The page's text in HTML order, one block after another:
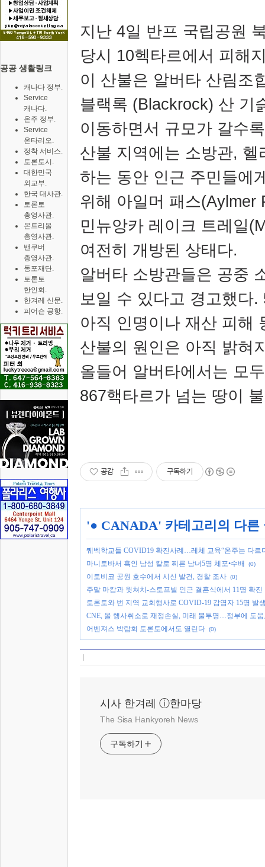
공공 생활링크
캐나다 정부.
Service
캐나다.
온주 정부.
Service
온타리오.
정착 서비스.
토론토시.
대한민국
외교부.
한국 대사관.
토론토
총영사관.
몬트리올
총영사관.
밴쿠버
총영사관.
동포재단.
토론토
한인회.
한겨레 신문.
피어슨 공항.
지난 4일 반프 국립공원
당시 10헥타르에서 피해
이 산불은 알버타 산림조
블랙록 (Blackrock) 산 기
이동하면서 규모가 갈수
산불 지역에는 소방관, 헬
하는 동안 인근 주민들에
위해 아일머 패스(Aylmer
민뉴앙카 레이크 트레일
여전히 개방된 상태다.
알버타 소방관들은 공중
보일 수 있다고 경고했다.
아직 인명이나 재산 피해
산불의 원인은 아직 밝혀
올들어 알버타에서는 모두
867핵타르가 넘는 땅이
공감 구독하기
'● CANADA' 카테고리의 다른
퀘벡학교들 COVID19 확진사례…레체 교육“온주는 다르
마니토바서 흑인 남성 칼로 찌른 남녀5명 체포•수배
(0)
이토비코 공원 호수에서 시신 발견, 경찰 조사 (0)
주말 마캄과 윗쳐치-스토프빌 인근 결혼식에서 11명 확진
토론토와 번 지역 교회행사로 COVID-19 감염자 15명 발
CNE, 올 행사취소로 재정손실, 미래 불투명…정부에 도
어벤져스 박람회 토론토에서도 열린다 (0)
시사 한겨레 ⓘ한마당
The Sisa Hankyoreh News
구독하기